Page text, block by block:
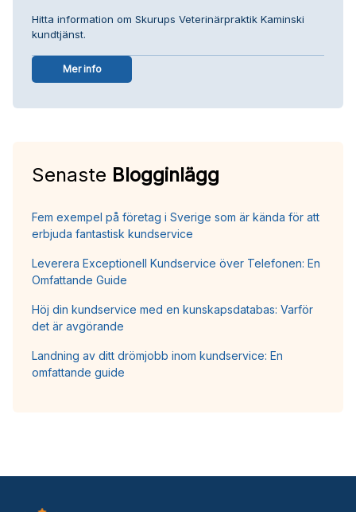
Hitta information om Skurups Veterinärpraktik Kaminski
kundtjänst.
Mer info
Senaste Blogginlägg
Fem exempel på företag i Sverige som är kända för att
erbjuda fantastisk kundservice
Leverera Exceptionell Kundservice över Telefonen: En
Omfattande Guide
Höj din kundservice med en kunskapsdatabas: Varför
det är avgörande
Landning av ditt drömjobb inom kundservice: En
omfattande guide